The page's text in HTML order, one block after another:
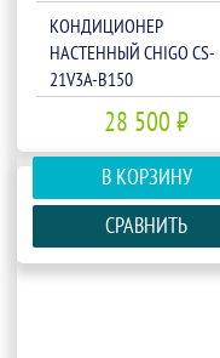
КОНДИЦИОНЕР
НАСТЕННЫЙ CHIGO CS-
21V3A-B150
28 500 ₽
В КОРЗИНУ
СРАВНИТЬ